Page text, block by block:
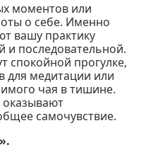
моментов или
о себе. Именно
вашу практику
и последовательной.
спокойной прогулке,
для медитации или
чая в тишине.
оказывают
самочувствие.